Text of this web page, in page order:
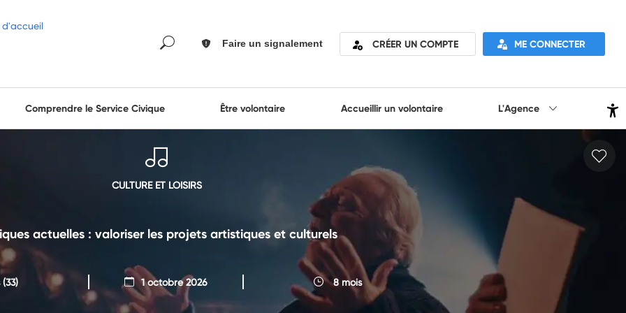
Faire un signalement CRÉER UN COMPTE ME CONNECTER
Comprendre le Service Civique Être volontaire Accueillir un volontaire L'Agence
CULTURE ET LOISIRS
actuelles : valoriser les projets artistiques et culturels
(33) 1 octobre 2026 8 mois